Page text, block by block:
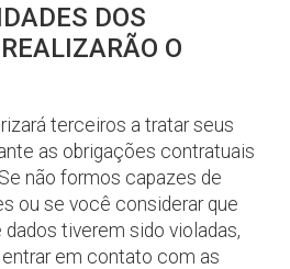
DOS
O
terceiros a tratar seus
as obrigações contratuais
não formos capazes de
ou se você considerar que
tiverem sido violadas,
em contato com as